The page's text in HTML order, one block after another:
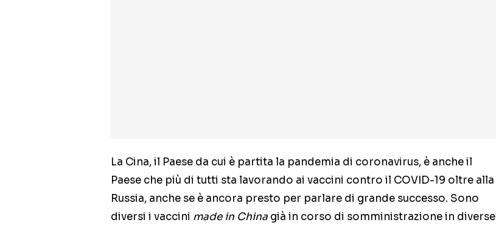
La Cina, il Paese da cui è partita la pandemia di coronavirus, è anche il
Paese che più di tutti sta lavorando ai vaccini contro il COVID-19 oltre alla
Russia, anche se è ancora presto per parlare di grande successo. Sono
diversi i vaccini made in China già in corso di somministrazione in diverse